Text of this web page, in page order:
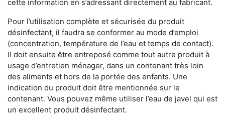
cette information en s’adressant directement au fabricant.
Pour l’utilisation complète et sécurisée du produit
désinfectant, il faudra se conformer au mode d’emploi
(concentration, température de l’eau et temps de contact).
Il doit ensuite être entreposé comme tout autre produit à
usage d’entretien ménager, dans un contenant très loin
des aliments et hors de la portée des enfants. Une
indication du produit doit être mentionnée sur le
contenant. Vous pouvez même utiliser l’eau de javel qui est
un excellent produit désinfectant.